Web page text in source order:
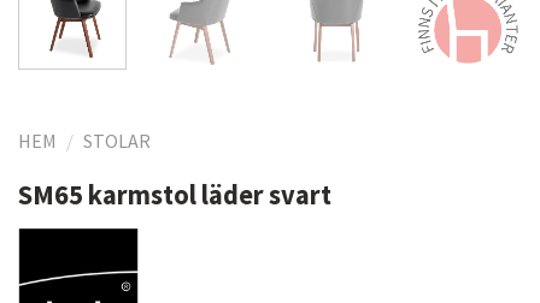
HEM / STOLAR
SM65 karmstol läder svart